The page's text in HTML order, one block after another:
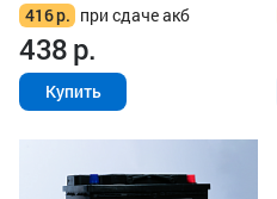
416р. при сдаче акб
438р.
Купить